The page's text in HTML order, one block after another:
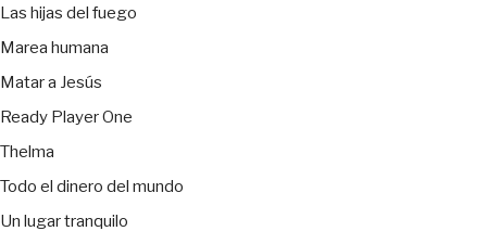
Las hijas del fuego
Marea humana
Matar a Jesús
Ready Player One
Thelma
Todo el dinero del mundo
Un lugar tranquilo